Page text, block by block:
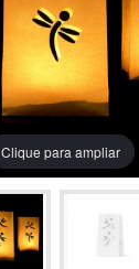
Clique para ampliar